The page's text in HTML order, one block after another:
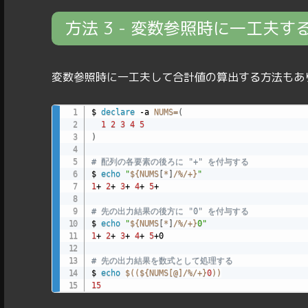
方法 3 - 変数参照時に一工夫す
変数参照時に一工夫して合計値の算出する方法もあ
$ declare -a NUMS=(
1 2 3 4 5
)
# 配列の各要素の後ろに "+" を付与する
$ echo "${NUMS[ * ] /%/+} "
1+ 2+ 3+ 4+ 5+
# 先の出力結果の後方に "0" を付与する
$ echo "${NUMS[ * ] /%/+}0"
1+ 2+ 3+ 4+ 5+0
# 先の出力結果を数式として処理する
$ echo $(( ${NUMS[@] /%/+}0))
15